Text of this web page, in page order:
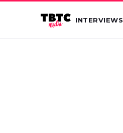
INTERVIEWS